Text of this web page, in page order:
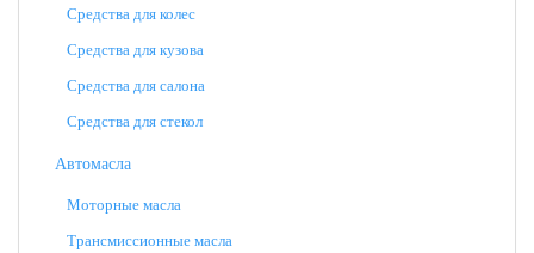
Средства для колес
Средства для кузова
Средства для салона
Средства для стекол
Автомасла
Моторные масла
Трансмиссионные масла